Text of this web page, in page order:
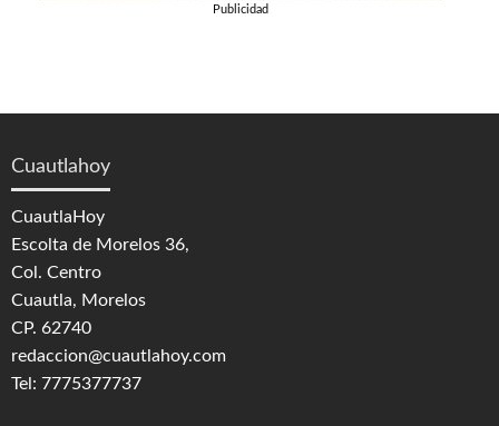
Publicidad
Cuautlahoy
CuautlaHoy
Escolta de Morelos 36,
Col. Centro
Cuautla, Morelos
CP. 62740
redaccion@cuautlahoy.com
Tel: 7775377737